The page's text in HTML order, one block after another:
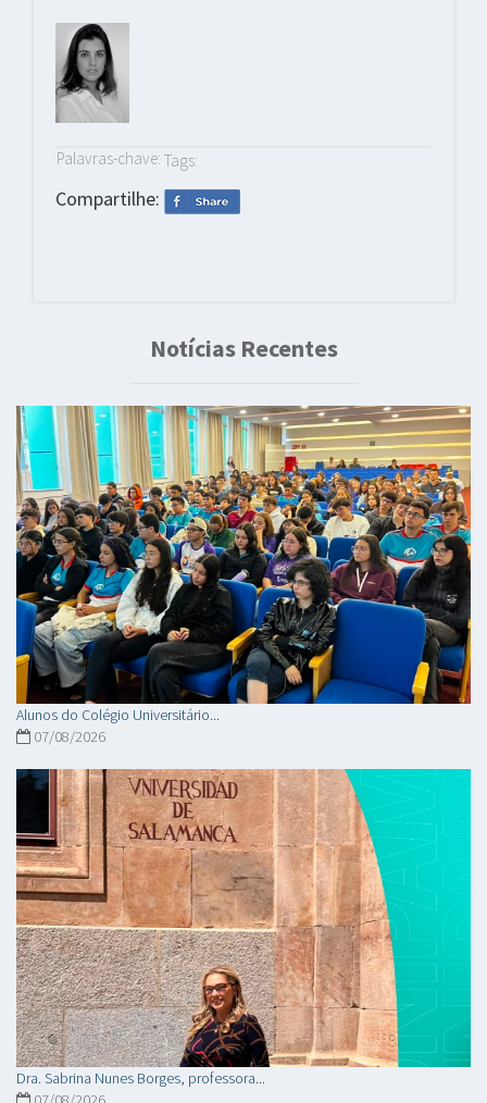
Palavras-chave: Tags:
Compartilhe:
Notícias Recentes
Alunos do Colégio Universitário...
07/08/2026
Dra. Sabrina Nunes Borges, professora...